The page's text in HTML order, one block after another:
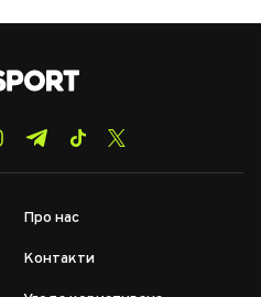
Про нас
Контакти